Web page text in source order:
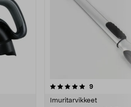
9arvostelut
Imuritarvikkeet
4.0 viidestä